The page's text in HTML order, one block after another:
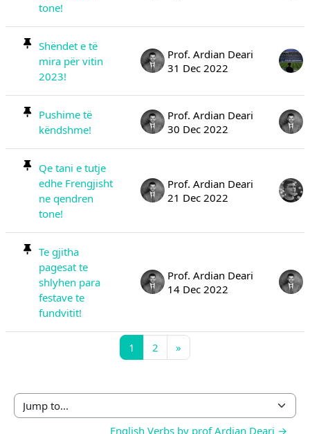
tone!
Shëndet e të
mira për vitin
2023!
Prof. Ardian Deari
31 Dec 2022
Pushime të
këndshme!
Prof. Ardian Deari
30 Dec 2022
Qe tani e tutje
edhe Frengjisht
ne qendren
tone!
Prof. Ardian Deari
21 Dec 2022
Te gjitha
pagesat te
shlyhen para
festave te
fundvitit!
Prof. Ardian Deari
14 Dec 2022
1 Page 1
2 Page 2
»
Jump to...
English Verbs by prof Ardian Deari →